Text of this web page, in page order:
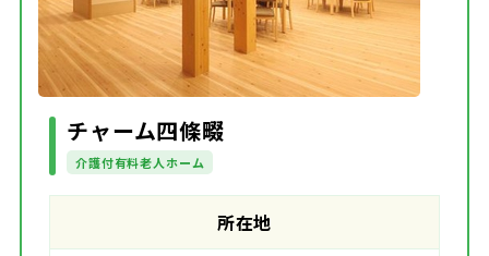
チャーム四條畷
介護付有料老人ホーム
所在地